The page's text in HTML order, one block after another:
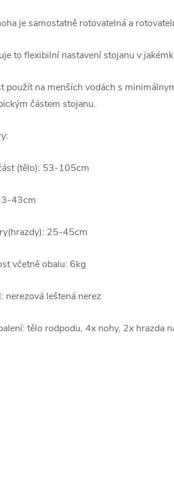
je samostatně rotovatelná a
to flexibilní nastavení stojanu v
použít na menších vodách s
částem stojanu.
(tělo): 53-105cm
43cm
25-45cm
včetně obalu: 6kg
nerezová leštená nerez
tělo rodpodu, 4x nohy, 2x hrazda